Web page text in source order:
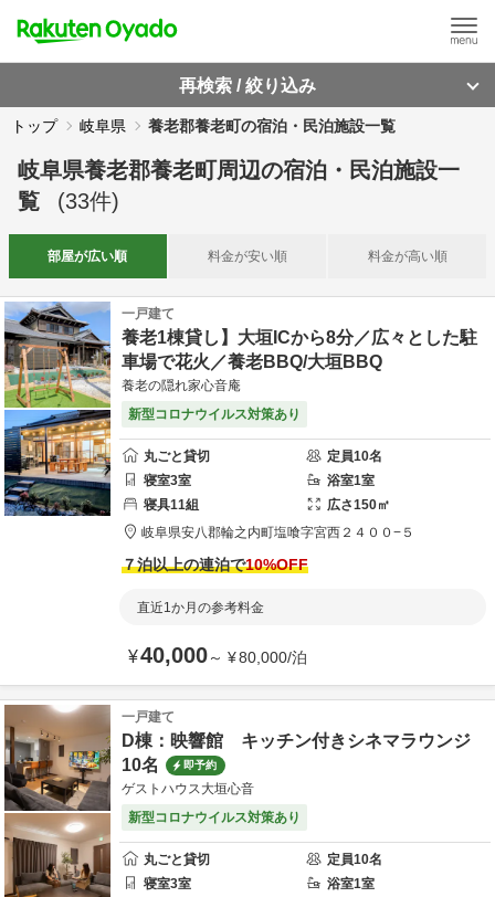
再検索 / 絞り込み
トップ 岐阜県 養老郡養老町の宿泊・民泊施設一覧
岐阜県養老郡養老町周辺の宿泊・民泊施設一
覧
(33件)
部屋が広い順 料金が安い順 料金が高い順
一戸建て
養老1棟貸し】大垣ICから8分／広々とした駐
車場で花火／養老BBQ/大垣BBQ
養老の隠れ家心音庵
新型コロナウイルス対策あり
丸ごと貸切 定員10名
寝室3室 浴室1室
寝具11組 広さ150㎡
岐阜県安八郡輪之内町塩喰字宮西２４００−５
７泊以上の連泊で10%OFF
直近1か月の参考料金
¥40,000～ ¥80,000/泊
一戸建て
D棟：映響館 キッチン付きシネマラウンジ
10名
即予約
ゲストハウス大垣心音
新型コロナウイルス対策あり
丸ごと貸切 定員10名
寝室3室 浴室1室